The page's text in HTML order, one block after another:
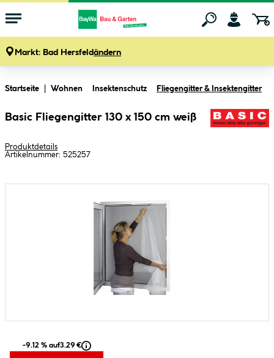
Markt: Bad Hersfeldändern
Startseite Wohnen Insektenschutz Fliegengitter & Insektengitter
Basic Fliegengitter 130 x 150 cm weiß
Produktdetails
Artikelnummer: 525257
-9.12 % auf3.29 €